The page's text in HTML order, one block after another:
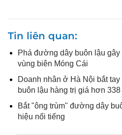
Tin liên quan
Phá đường dây buôn lậu
vùng biên Móng Cái
Doanh nhân ở Hà Nội bắt
buôn lậu hàng trị giá hơn 338
Bắt "ông trùm" đường dây
hiệu nổi tiếng